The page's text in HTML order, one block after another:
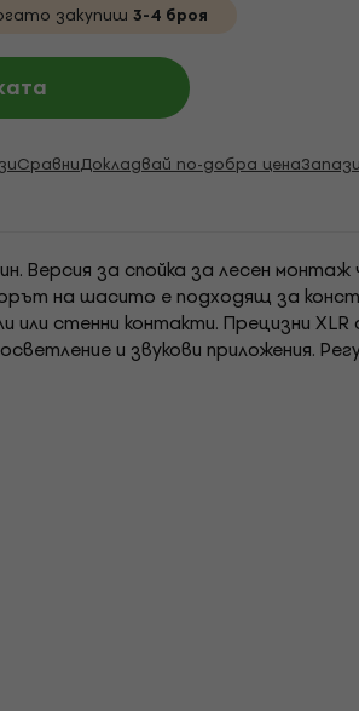
закупиш 3-4 броя
СравниДокладвай по-добра цена
Версия за спойка за лесен монтаж
на шасито е подходящ за
или стенни контакти. Прецизни
и звукови приложения.